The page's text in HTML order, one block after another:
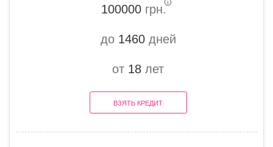
100000грн.
до 1460дней
от 18 лет
ВЗЯТЬ КРЕДИТ